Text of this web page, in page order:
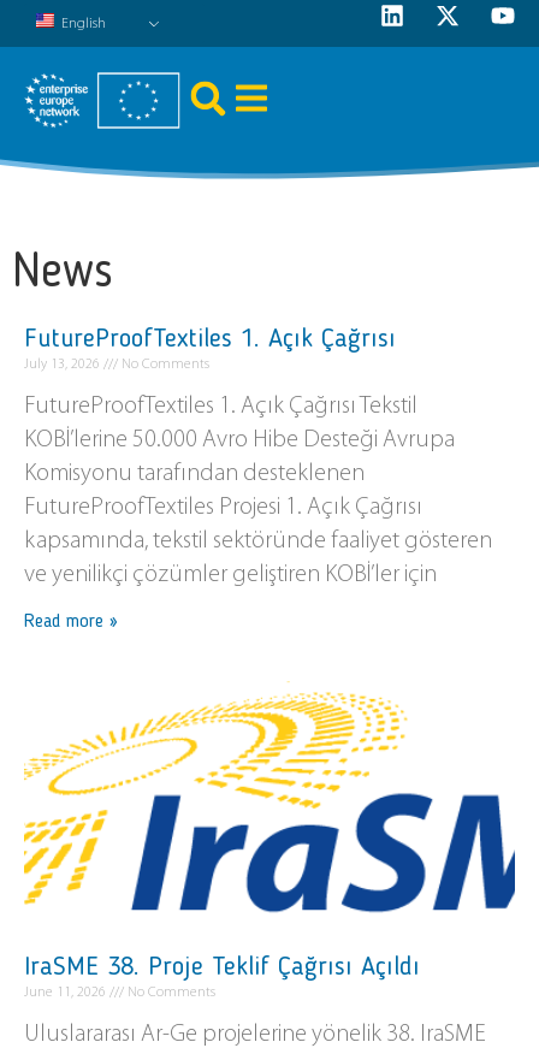
English
News
FutureProofTextiles 1. Açık Çağrısı
July 13, 2026 No Comments
FutureProofTextiles 1. Açık Çağrısı Tekstil
KOBİ’lerine 50.000 Avro Hibe Desteği Avrupa
Komisyonu tarafından desteklenen
FutureProofTextiles Projesi 1. Açık Çağrısı
kapsamında, tekstil sektöründe faaliyet gösteren
ve yenilikçi çözümler geliştiren KOBİ’ler için
Read more »
IraSME 38. Proje Teklif Çağrısı Açıldı
June 11, 2026 No Comments
Uluslararası Ar-Ge projelerine yönelik 38. IraSME